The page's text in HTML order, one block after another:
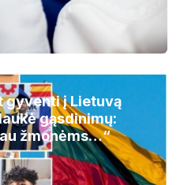
gyventi į Lietuvą
gąsdinimų:
žmonėms…“